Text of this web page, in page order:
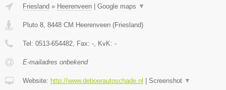
Friesland » Heerenveen Google maps ▼
Pluto 8, 8448 CM Heerenveen (Friesland)
Tel: 0513-654482, Fax: -, KvK: -
E-mailadres onbekend
Website: http://www.deboerautoschade.nl Screenshot ▼